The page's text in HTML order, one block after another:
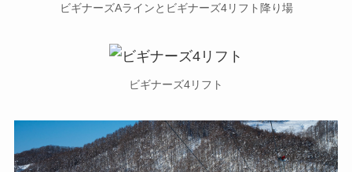
ビギナーズAラインとビギナーズ4リフト降り場
ビギナーズ4リフト